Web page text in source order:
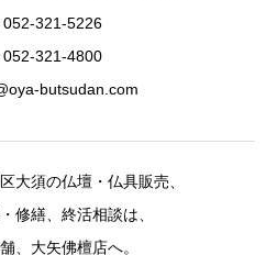
052-321-5226
052-321-4800
butsudan.com
大須の仏壇・仏具販売、
修繕、終活相談は、
、大矢佛檀店へ。